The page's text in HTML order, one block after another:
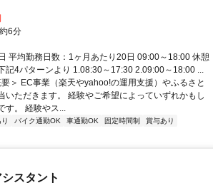
6分
平均勤務日数：1ヶ月あたり20日 09:00～18:00 休憩
記4パターンより 1.08:30～17:30 2.09:00～18:00 ...
＞ EC事業（楽天やyahoo!の運用支援）やふるさと
いただきます。 経験やご希望によっていずれかもし
す。 経験やス...
バイク通勤OK 車通勤OK 固定時間制
賞与あり
スタント